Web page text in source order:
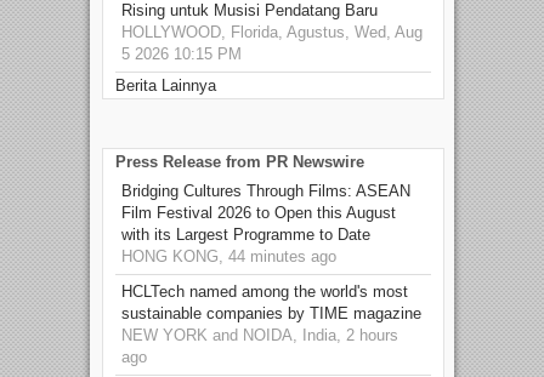
Rising untuk Musisi Pendatang Baru
HOLLYWOOD, Florida, Agustus, Wed, Aug
5 2026 10:15 PM
Berita Lainnya
Press Release from PR Newswire
Bridging Cultures Through Films: ASEAN
Film Festival 2026 to Open this August
with its Largest Programme to Date
HONG KONG, 44 minutes ago
HCLTech named among the world's most
sustainable companies by TIME magazine
NEW YORK and NOIDA, India, 2 hours
ago